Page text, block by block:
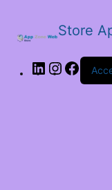
Store
LinkedInInstagram